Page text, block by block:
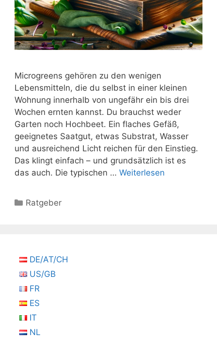
Microgreens gehören zu den wenigen
Lebensmitteln, die du selbst in einer kleinen
Wohnung innerhalb von ungefähr ein bis drei
Wochen ernten kannst. Du brauchst weder
Garten noch Hochbeet. Ein flaches Gefäß,
geeignetes Saatgut, etwas Substrat, Wasser
und ausreichend Licht reichen für den Einstieg.
Das klingt einfach – und grundsätzlich ist es
das auch. Die typischen … Weiterlesen
Kategorien
Ratgeber
DE/AT/CH
US/GB
FR
ES
IT
NL